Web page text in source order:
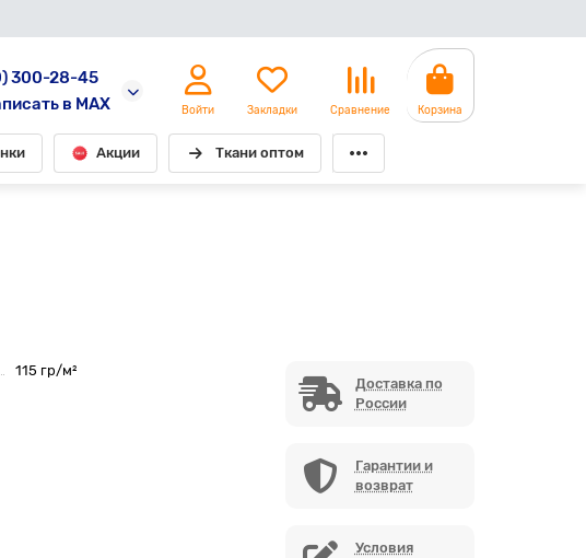
300-28-45
в MAX
Войти Закладки Сравнение Корзина
Акции Ткани оптом
115 гр/м²
Доставка по
России
Гарантии и
возврат
Условия